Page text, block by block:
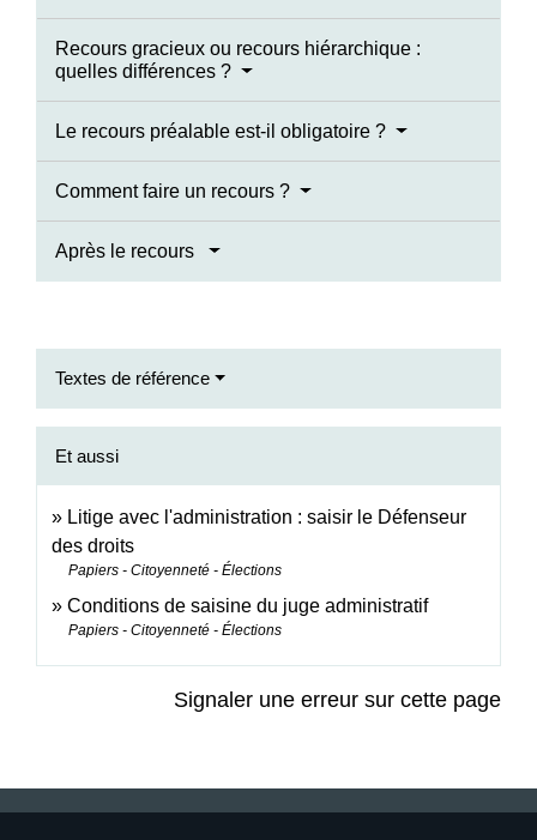
Recours gracieux ou recours hiérarchique :
quelles différences ?
Le recours préalable est-il obligatoire ?
Comment faire un recours ?
Après le recours
Textes de référence
Et aussi
Litige avec l'administration : saisir le Défenseur
des droits
Papiers - Citoyenneté - Élections
Conditions de saisine du juge administratif
Papiers - Citoyenneté - Élections
Signaler une erreur sur cette page